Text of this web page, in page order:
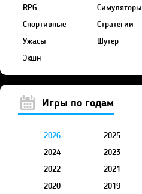
RPG
Симуляторы
Спортивные
Стратегии
Ужасы
Шутер
Экшн
Игры по годам
2026
2025
2024
2023
2022
2021
2020
2019